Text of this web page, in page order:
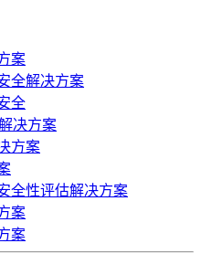
案
全解决方案
全
决方案
方案
全性评估解决方案
案
案